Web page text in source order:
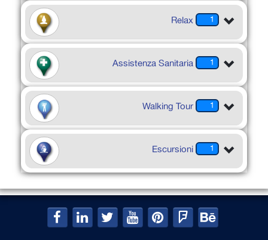
1
Relax
1
Assistenza Sanitaria
1
Walking Tour
1
Escursioni